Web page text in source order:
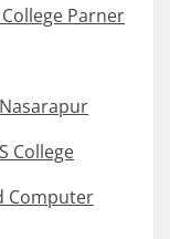
Parner
College
Computer